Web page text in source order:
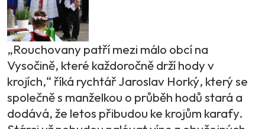
„Rouchovany patří mezi málo obcí na
Vysočině, které každoročně drží hody v
krojích,“ říká rychtář Jaroslav Horký, který se
společně s manželkou o průběh hodů stará a
dodává, že letos přibudou ke krojům karafy.